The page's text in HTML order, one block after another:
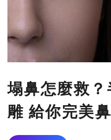
塌鼻怎麼救
雕 給你完美